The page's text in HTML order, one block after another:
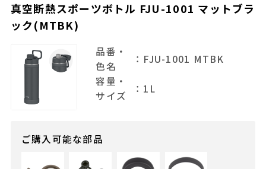
真空断熱スポーツボトル FJU-1001 マットブラ
ック(MTBK)
品番・
色名
：FJU-1001 MTBK
容量・
サイズ
：1L
ご購入可能な部品